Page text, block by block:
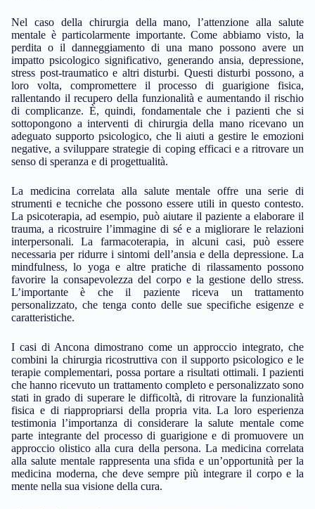
Nel caso della chirurgia della mano, l’attenzione alla salute
mentale è particolarmente importante. Come abbiamo visto, la
perdita o il danneggiamento di una mano possono avere un
impatto psicologico significativo, generando ansia, depressione,
stress post-traumatico e altri disturbi. Questi disturbi possono, a
loro volta, compromettere il processo di guarigione fisica,
rallentando il recupero della funzionalità e aumentando il rischio
di complicanze. È, quindi, fondamentale che i pazienti che si
sottopongono a interventi di chirurgia della mano ricevano un
adeguato supporto psicologico, che li aiuti a gestire le emozioni
negative, a sviluppare strategie di coping efficaci e a ritrovare un
senso di speranza e di progettualità.
La medicina correlata alla salute mentale offre una serie di
strumenti e tecniche che possono essere utili in questo contesto.
La psicoterapia, ad esempio, può aiutare il paziente a elaborare il
trauma, a ricostruire l’immagine di sé e a migliorare le relazioni
interpersonali. La farmacoterapia, in alcuni casi, può essere
necessaria per ridurre i sintomi dell’ansia e della depressione. La
mindfulness, lo yoga e altre pratiche di rilassamento possono
favorire la consapevolezza del corpo e la gestione dello stress.
L’importante è che il paziente riceva un trattamento
personalizzato, che tenga conto delle sue specifiche esigenze e
caratteristiche.
I casi di Ancona dimostrano come un approccio integrato, che
combini la chirurgia ricostruttiva con il supporto psicologico e le
terapie complementari, possa portare a risultati ottimali. I pazienti
che hanno ricevuto un trattamento completo e personalizzato sono
stati in grado di superare le difficoltà, di ritrovare la funzionalità
fisica e di riappropriarsi della propria vita. La loro esperienza
testimonia l’importanza di considerare la salute mentale come
parte integrante del processo di guarigione e di promuovere un
approccio olistico alla cura della persona. La medicina correlata
alla salute mentale rappresenta una sfida e un’opportunità per la
medicina moderna, che deve sempre più integrare il corpo e la
mente nella sua visione della cura.